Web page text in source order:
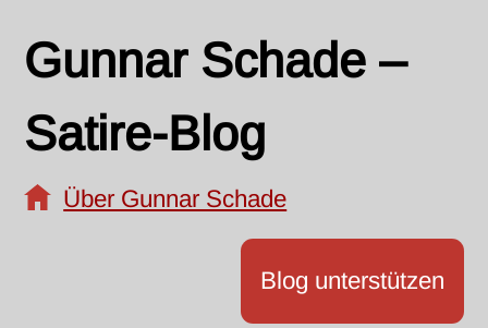
Gunnar Schade –
Satire-Blog
Über Gunnar Schade
Blog unterstützen